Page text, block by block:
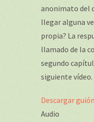
anonimato del
llegar alguna
propia? La
llamado de la
segundo
siguiente vídeo.
Descargar
Audio